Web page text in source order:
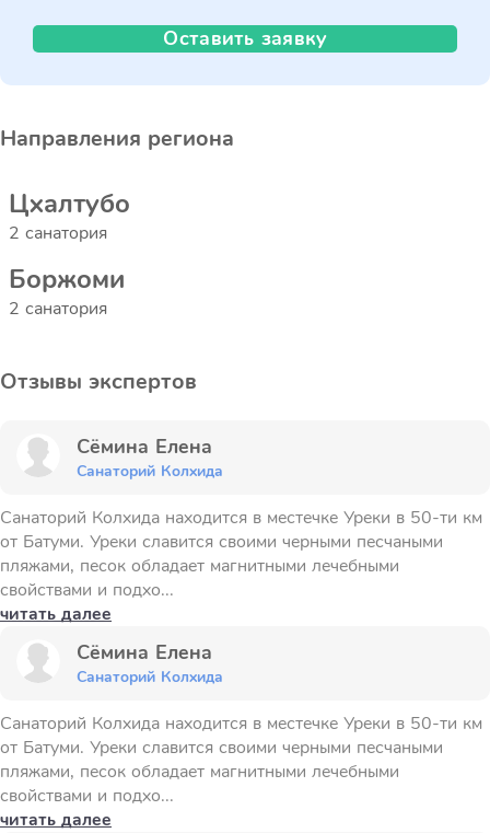
Оставить заявку
Направления региона
Цхалтубо
2 санатория
Боржоми
2 санатория
Отзывы экспертов
Сёмина Елена
Санаторий Колхида
Санаторий Колхида находится в местечке Уреки в 50-ти км
от Батуми. Уреки славится своими черными песчаными
пляжами, песок обладает магнитными лечебными
свойствами и подхо...
читать далее
Сёмина Елена
Санаторий Колхида
Санаторий Колхида находится в местечке Уреки в 50-ти км
от Батуми. Уреки славится своими черными песчаными
пляжами, песок обладает магнитными лечебными
свойствами и подхо...
читать далее